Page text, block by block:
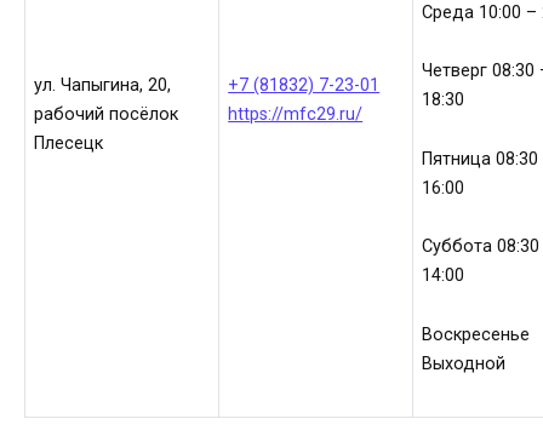
ул. Чапыгина, 20,
рабочий посёлок
Плесецк
+7 (81832) 7-23-01
https://mfc29.ru/
Среда 10:00 –
Четверг 08:30
18:30
Пятница 08:30
16:00
Суббота
14:00
Воскресенье
Выходной